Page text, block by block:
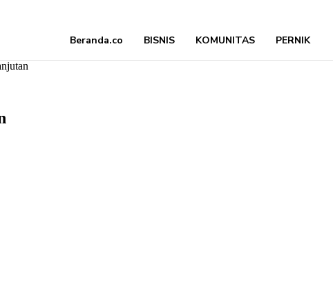
Beranda.co BISNIS KOMUNITAS PERNIK